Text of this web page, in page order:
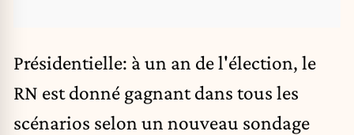
Présidentielle: à un an de l'élection, le
RN est donné gagnant dans tous les
scénarios selon un nouveau sondage